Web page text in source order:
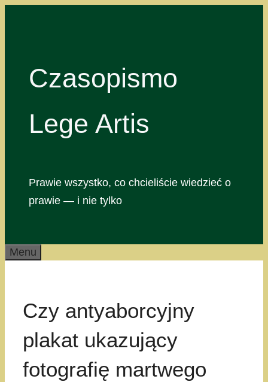
Czasopismo
Lege Artis
Prawie wszystko, co chcieliście wiedzieć o
prawie — i nie tylko
Menu
Czy antyaborcyjny
plakat ukazujący
fotografię martwego